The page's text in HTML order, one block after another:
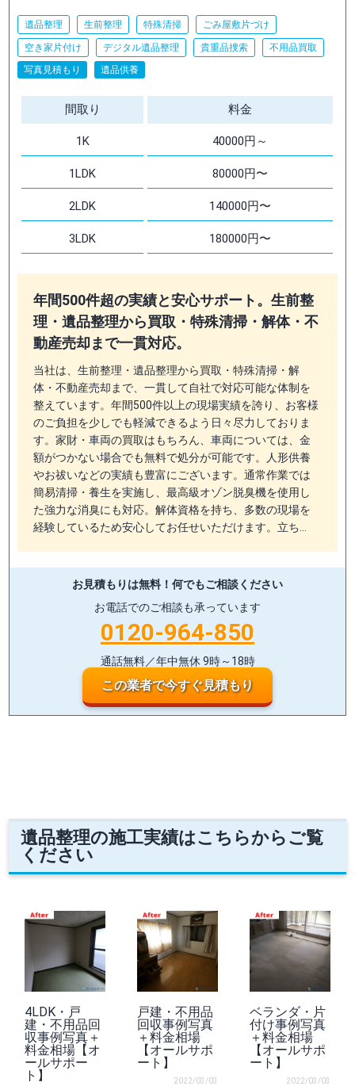
遺品整理 生前整理 特殊清掃 ごみ屋敷片づけ
空き家片付け デジタル遺品整理 貴重品捜索
不用品買取
写真見積もり
遺品供養
間取り 料金
1K 40000円～
1LDK 80000円〜
2LDK 140000円〜
3LDK 180000円〜
年間500件超の実績と安心サポート。生前整
理・遺品整理から買取・特殊清掃・解体・不
動産売却まで一貫対応。
当社は、生前整理・遺品整理から買取・特殊清掃・解
体・不動産売却まで、一貫して自社で対応可能な体制を
整えています。年間500件以上の現場実績を誇り、お客様
のご負担を少しでも軽減できるよう日々尽力しておりま
す。家財・車両の買取はもちろん、車両については、金
額がつかない場合でも無料で処分が可能です。人形供養
やお祓いなどの実績も豊富にございます。通常作業では
簡易清掃・養生を実施し、最高級オゾン脱臭機を使用し
た強力な消臭にも対応。解体資格を持ち、多数の現場を
経験しているため安心してお任せいただけます。立ち…
お見積もりは無料！ 何でもご相談ください
お電話でのご相談も承っています
0120-964-850
通話無料／年中無休 9時～18時
この業者で今すぐ見積もり
遺品整理の施工実績はこちらからご覧
ください
4LDK・戸
建・不用品回
収事例写真＋
料金相場【オ
ールサポー
ト】
戸建・不用品
回収事例写真
＋料金相場
【オールサポ
ート】
2022/03/03
ベランダ・片
付け事例写真
＋料金相場
【オールサポ
ート】
2022/03/03